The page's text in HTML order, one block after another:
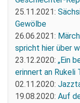
25.11.2021:
Gewölbe
26.06.2021:
spricht hier über
23.12.2020: „Ein
erinnert an Rukeli
02.11.2020:
19.08.2020: Auf